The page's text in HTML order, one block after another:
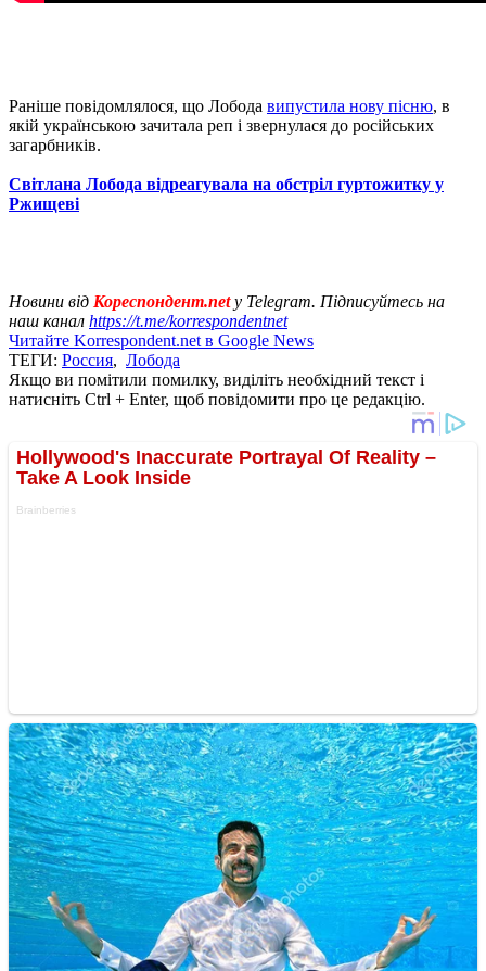
Раніше повідомлялося, що Лобода випустила нову пісню, в
якій українською зачитала реп і звернулася до російських
загарбників.
Світлана Лобода відреагувала на обстріл гуртожитку у
Ржищеві
Новини від Кореспондент.netу Telegram. Підписуйтесь на
наш канал https://t.me/korrespondentnet
Читайте Korrespondent.net в Google News
ТЕГИ: Россия, Лобода
Якщо ви помітили помилку, виділіть необхідний текст і
натисніть Ctrl + Enter, щоб повідомити про це редакцію.